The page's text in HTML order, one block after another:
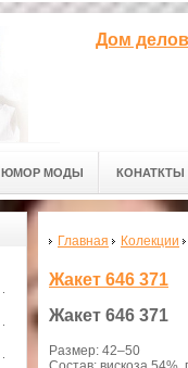
Дом
ЮМОР МОДЫ КОНАТКТЫ
Главная Колекции
Жакет 646 371
Жакет 646 371
Размер: 42–50